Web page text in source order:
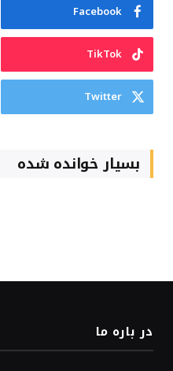
Facebook
TikTok
Twitter
بسیار خوانده شده
در باره ما